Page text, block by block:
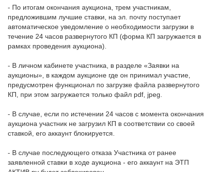
- По итогам окончания аукциона, трем участникам,
предложившим лучшие ставки, на эл. почту поступает
автоматическое уведомление о необходимости загрузки в
течение 24 часов развернутого КП (форма КП загружается в
рамках проведения аукциона).
- В личном кабинете участника, в разделе «Заявки на
аукционы», в каждом аукционе где он принимал участие,
предусмотрен функционал по загрузке файла развернутого
КП, при этом загружается только файл pdf, jpeg.
- В случае, если по истечении 24 часов с момента окончания
аукциона участник не загрузил КП в соответствии со своей
ставкой, его аккаунт блокируется.
- В случае последующего отказа Участника от ранее
заявленной ставки в ходе аукциона - его аккаунт на ЭТП